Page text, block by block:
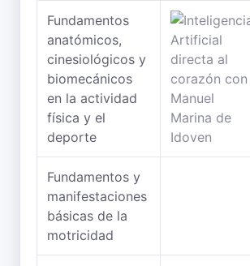
Fundamentos
anatómicos,
cinesiológicos y
biomecánicos
en la actividad
física y el
deporte
Fundamentos y
manifestaciones
básicas de la
motricidad